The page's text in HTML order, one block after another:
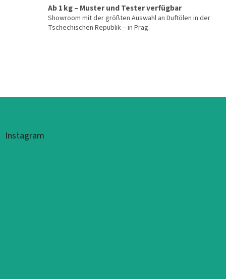
Ab 1 kg – Muster und Tester verfügbar
Showroom mit der größten Auswahl an Duftölen in der
Tschechischen Republik – in Prag.
Fußzeile
Instagram